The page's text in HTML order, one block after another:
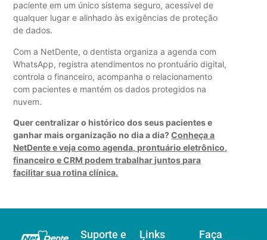
paciente em um único sistema seguro, acessível de
qualquer lugar e alinhado às exigências de proteção
de dados.
Com a NetDente, o dentista organiza a agenda com
WhatsApp, registra atendimentos no prontuário digital,
controla o financeiro, acompanha o relacionamento
com pacientes e mantém os dados protegidos na
nuvem.
Quer centralizar o histórico dos seus pacientes e
ganhar mais organização no dia a dia?Conheça a
NetDente e veja como agenda, prontuário eletrônico,
financeiro e CRM podem trabalhar juntos para
facilitar sua rotina clínica.
Suporte e
Links
Faça